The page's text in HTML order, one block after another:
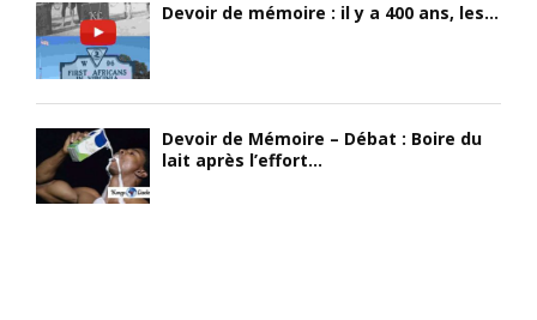
Devoir de mémoire : il y a 400 ans, les...
Devoir de Mémoire – Débat : Boire du
lait après l’effort...